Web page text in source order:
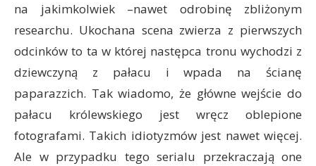
na jakimkolwiek –nawet odrobinę zbliżonym
researchu. Ukochana scena zwierza z pierwszych
odcinków to ta w której następca tronu wychodzi z
dziewczyną z pałacu i wpada na ścianę
paparazzich. Tak wiadomo, że główne wejście do
pałacu królewskiego jest wręcz oblepione
fotografami. Takich idiotyzmów jest nawet więcej.
Ale w przypadku tego serialu przekraczają one